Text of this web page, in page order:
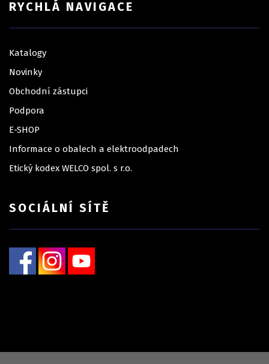
RYCHLÁ NAVIGACE
Katalogy
Novinky
Obchodní zástupci
Podpora
E-SHOP
Informace o obalech a elektroodpadech
Etický kodex WELCO spol. s r.o.
SOCIÁLNÍ SÍTĚ